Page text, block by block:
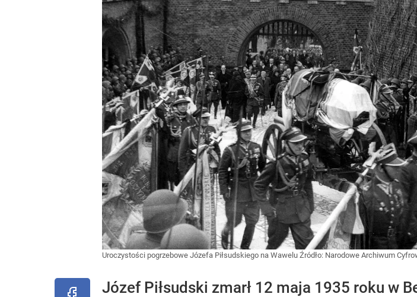
Uroczystości pogrzebowe Józefa Piłsudskiego na Wawelu Źródło: Narodowe Archiwum
Józef Piłsudski zmarł 12 maja 1935 roku w